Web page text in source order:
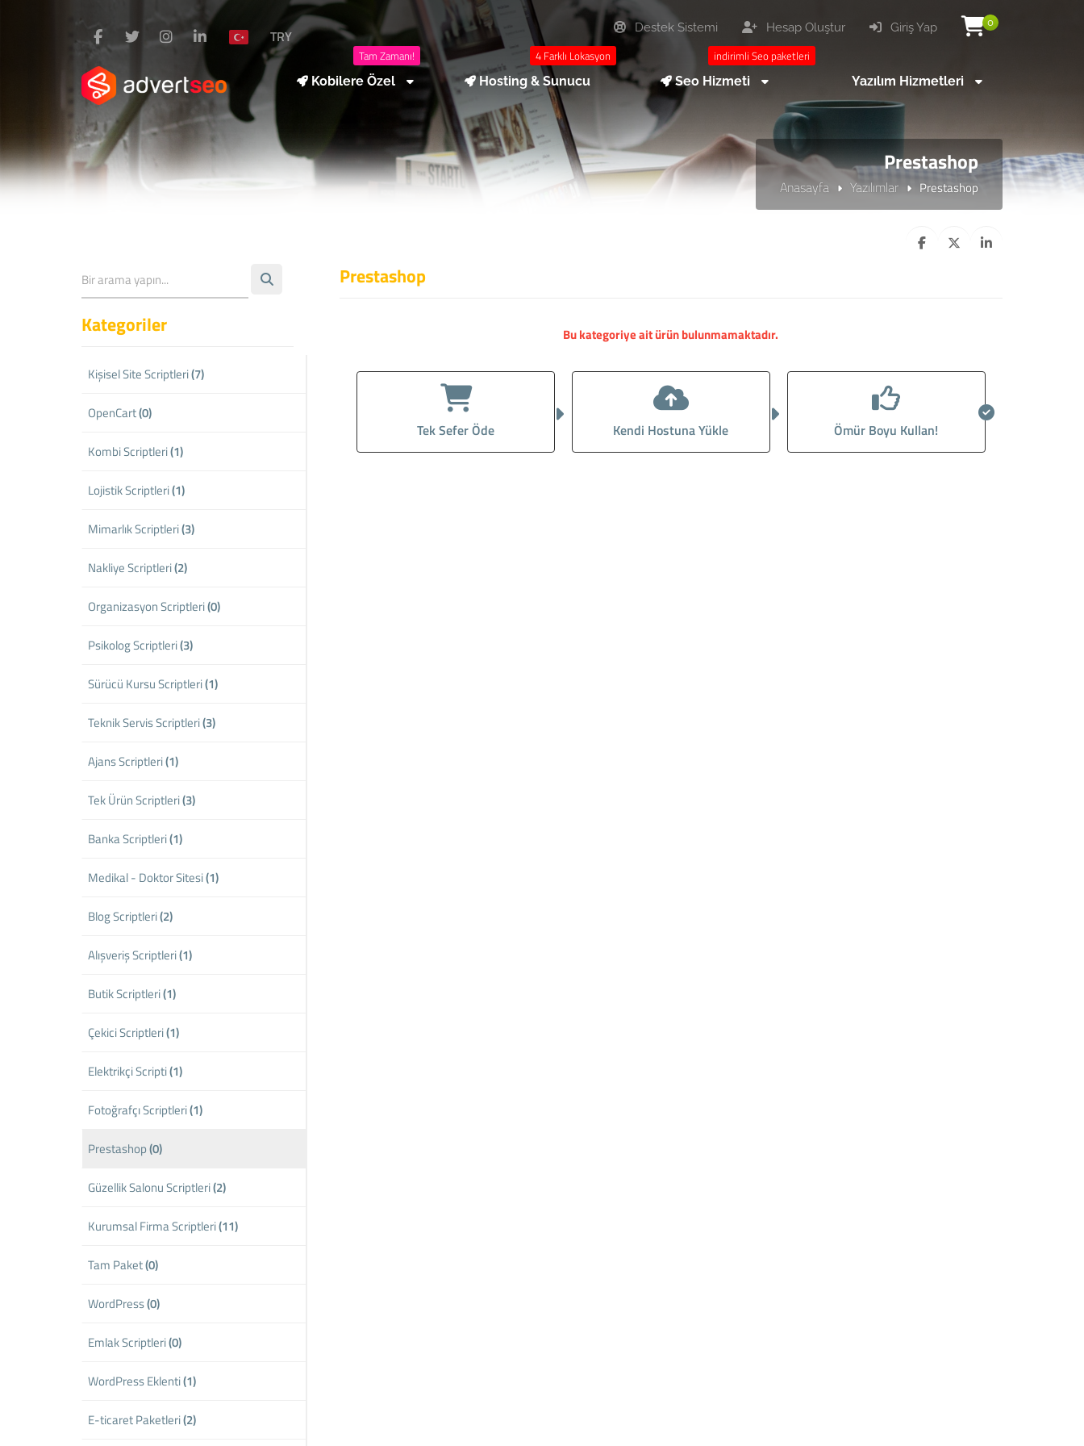
0
Giriş Yap
Hesap Oluştur
Destek Sistemi
TRY
Tam Zamanı!
Kobilere Özel
4 Farklı Lokasyon
Hosting & Sunucu
indirimli Seo paketleri
Seo Hizmeti Yazılım Hizmetleri
Prestashop
Anasayfa Yazılımlar Prestashop
Prestashop
Bu kategoriye ait ürün bulunmamaktadır.
Tek Sefer Öde Kendi Hostuna Yükle Ömür Boyu Kullan!
Kategoriler
Kişisel Site Scriptleri(7)
OpenCart(0)
Kombi Scriptleri(1)
Lojistik Scriptleri(1)
Mimarlık Scriptleri(3)
Nakliye Scriptleri(2)
Organizasyon Scriptleri(0)
Psikolog Scriptleri(3)
Sürücü Kursu Scriptleri(1)
Teknik Servis Scriptleri(3)
Ajans Scriptleri(1)
Tek Ürün Scriptleri(3)
Banka Scriptleri(1)
Medikal - Doktor Sitesi(1)
Blog Scriptleri(2)
Alışveriş Scriptleri(1)
Butik Scriptleri(1)
Çekici Scriptleri(1)
Elektrikçi Scripti(1)
Fotoğrafçı Scriptleri(1)
Prestashop(0)
Güzellik Salonu Scriptleri(2)
Kurumsal Firma Scriptleri(11)
Tam Paket(0)
WordPress(0)
Emlak Scriptleri(0)
WordPress Eklenti(1)
E-ticaret Paketleri(2)